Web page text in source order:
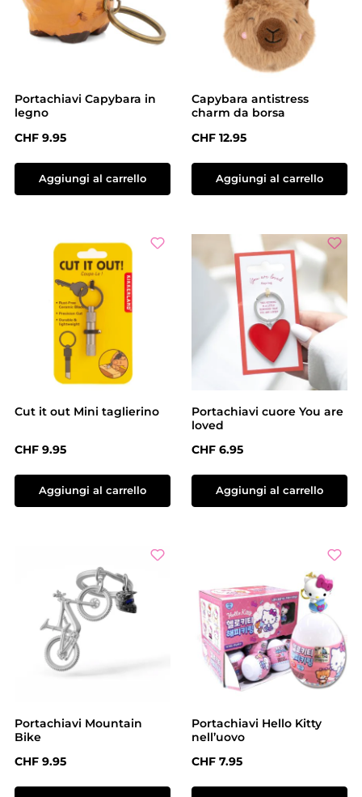
Portachiavi Capybara in
legno
Prezzo normale:
CHF 9.95
Aggiungi al carrello
Capybara antistress
charm da borsa
Prezzo normale:
CHF 12.95
Aggiungi al carrello
Cut it out Mini taglierino
Prezzo normale:
CHF 9.95
Aggiungi al carrello
Portachiavi cuore You are
loved
Prezzo normale:
CHF 6.95
Aggiungi al carrello
Portachiavi Mountain
Bike
Prezzo normale:
CHF 9.95
Portachiavi Hello Kitty
nell’uovo
Prezzo normale:
CHF 7.95